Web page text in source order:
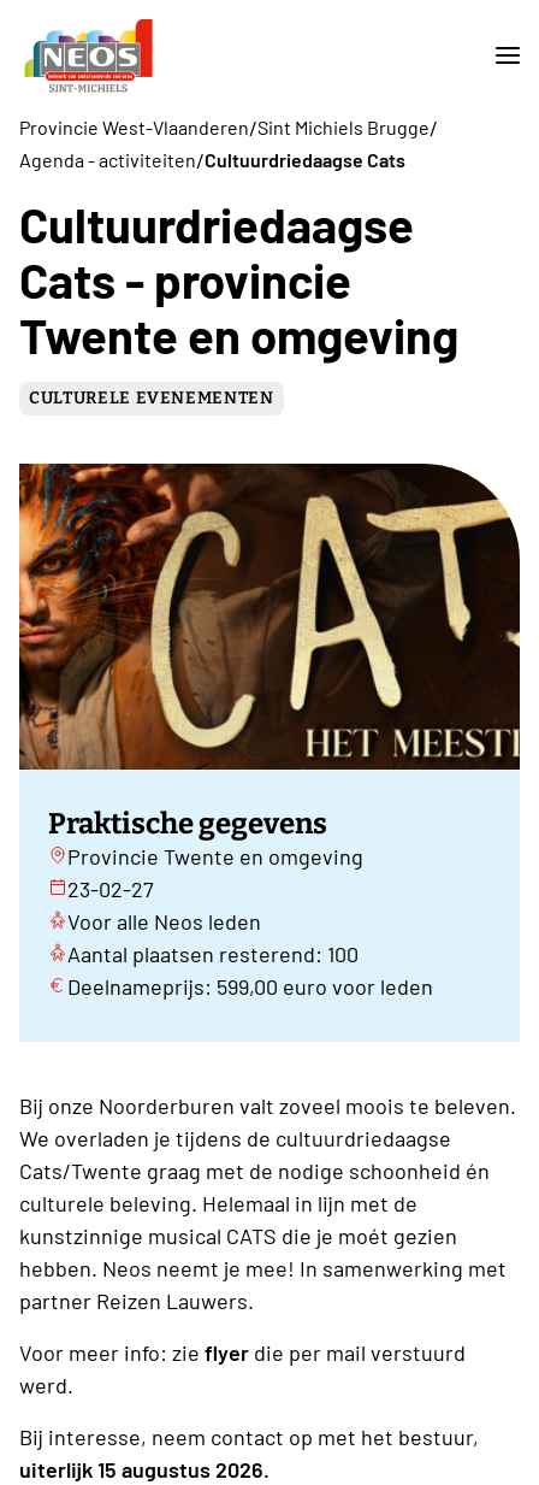
Provincie West-Vlaanderen/Sint Michiels Brugge/
Agenda - activiteiten/Cultuurdriedaagse Cats
Cultuurdriedaagse
Cats - provincie
Twente en omgeving
CULTURELE EVENEMENTEN
Praktische gegevens
Provincie Twente en omgeving
23-02-27
Voor alle Neos leden
Aantal plaatsen resterend: 100
Deelnameprijs: 599,00 euro voor leden
Bij onze Noorderburen valt zoveel moois te beleven.
We overladen je tijdens de cultuurdriedaagse
Cats/Twente graag met de nodige schoonheid én
culturele beleving. Helemaal in lijn met de
kunstzinnige musical CATS die je moét gezien
hebben. Neos neemt je mee! In samenwerking met
partner Reizen Lauwers.
Voor meer info: zie flyer die per mail verstuurd
werd.
Bij interesse, neem contact op met het bestuur,
uiterlijk 15 augustus 2026.